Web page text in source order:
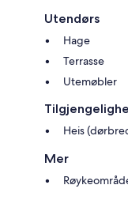
Utendørs
Hage
Terrasse
Utemøbler
Heis
Mer